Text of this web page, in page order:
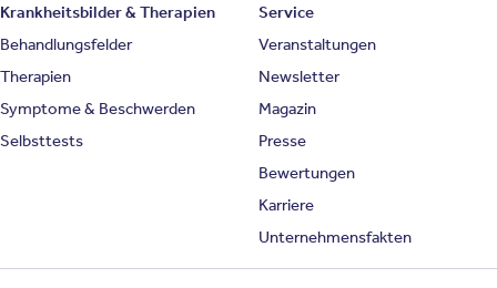
Krankheitsbilder & Therapien
Behandlungsfelder
Therapien
Symptome & Beschwerden
Selbsttests
Service
Veranstaltungen
Newsletter
Magazin
Presse
Bewertungen
Karriere
Unternehmensfakten